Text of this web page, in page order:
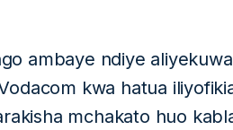
ambaye ndiye
kwa hatua
mchakato huo